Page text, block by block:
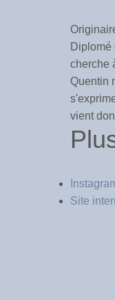
Diplomé
cherche
Quentin
vient
Site